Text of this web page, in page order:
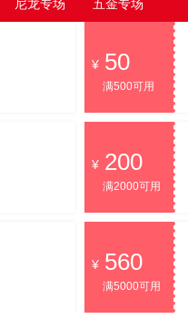
尼龙专场 五金专场
50
满500可用
200
满2000可用
560
满5000可用